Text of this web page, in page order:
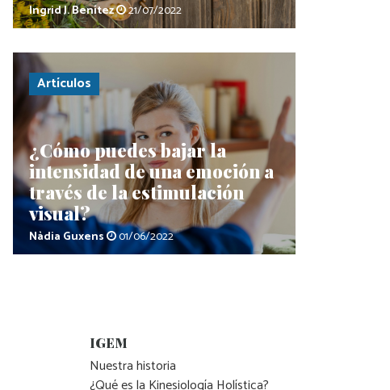
Ingrid J. Benítez 21/07/2022
Artículos
¿Cómo puedes bajar la
intensidad de una emoción a
través de la estimulación
visual?
Nàdia Guxens 01/06/2022
IGEM
Nuestra historia
¿Qué es la Kinesiología Holística?